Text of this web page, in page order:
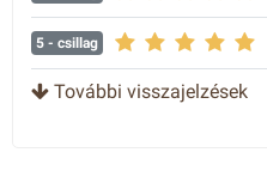
5 - csillag
További visszajelzések